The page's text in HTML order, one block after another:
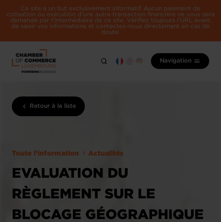
Ce site a un but exclusivement informatif. Aucun paiement de
cotisation ou exécution d'une autre transaction financière ne vous sera
demandé par l'intermédiaire de ce site. Vérifiez toujours l'URL avant
de saisir vos informations et contactez-nous directement en cas de
doute.
Navigation
Retour à la liste
Toute l'information Actualités
EVALUATION DU
RÈGLEMENT SUR LE
BLOCAGE GÉOGRAPHIQUE